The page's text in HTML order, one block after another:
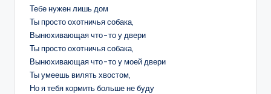
Тебе нужен лишь дом
Ты просто охотничья собака,
Вынюхивающая что-то у двери
Ты просто охотничья собака,
Вынюхивающая что-то у моей двери
Ты умеешь вилять хвостом,
Но я тебя кормить больше не буду